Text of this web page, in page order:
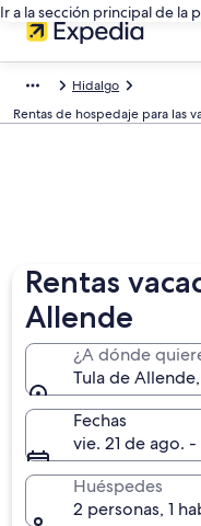
Ir a la sección principal de la
Hidalgo
Rentas de hospedaje para las
Rentas
Allende
¿A dónde
Tula de
Fechas
vie. 21 de ago.
Huéspedes
2 personas, 1